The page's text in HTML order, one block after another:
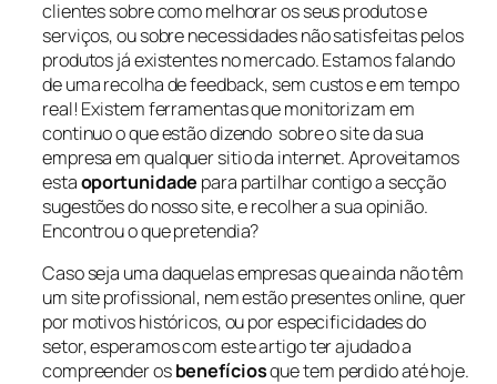
clientes sobre como melhorar os seus produtos e
serviços, ou sobre necessidades não satisfeitas pelos
produtos já existentes no mercado. Estamos falando
de uma recolha de feedback, sem custos e em tempo
real! Existem ferramentas que monitorizam em
continuo o que estão dizendo sobre o site da sua
empresa em qualquer sitio da internet. Aproveitamos
estaoportunidade para partilhar contigo a secção
sugestões do nosso site, e recolher a sua opinião.
Encontrou o que pretendia?
Caso seja uma daquelas empresas que ainda não têm
um site profissional, nem estão presentes online, quer
por motivos históricos, ou por especificidades do
setor, esperamos com este artigo ter ajudado a
compreender osbenefíciosque tem perdido até hoje.